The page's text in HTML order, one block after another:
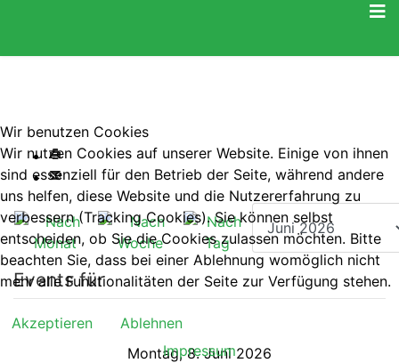
Events für
Montag, 8. Juni 2026
Wir benutzen Cookies
Wir nutzen Cookies auf unserer Website. Einige von ihnen
sind essenziell für den Betrieb der Seite, während andere
uns helfen, diese Website und die Nutzererfahrung zu
verbessern (Tracking Cookies). Sie können selbst
entscheiden, ob Sie die Cookies zulassen möchten. Bitte
beachten Sie, dass bei einer Ablehnung womöglich nicht
mehr alle Funktionalitäten der Seite zur Verfügung stehen.
Akzeptieren
Ablehnen
Impressum